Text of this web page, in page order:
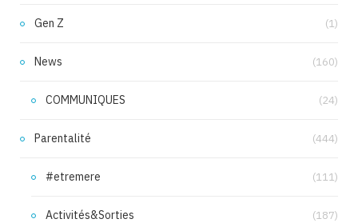
Gen Z (1)
News (160)
COMMUNIQUES (24)
Parentalité (444)
#etremere (111)
Activités&Sorties (187)